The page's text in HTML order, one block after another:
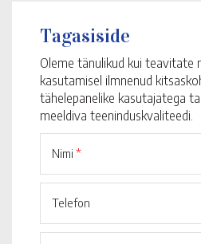
Tagasiside
Oleme tänulikud kui teavitate
kasutamisel ilmnenud
tähelepanelike kasutajatega
meeldiva teeninduskvaliteedi.
Nimi *
Telefon